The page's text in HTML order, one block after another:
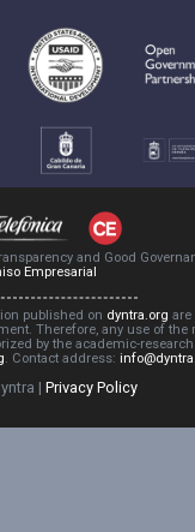
and Good
Empresarial
published on dyntra.org are
Therefore, any use of the
by the academic-
. Contact address:
| Privacy Policy